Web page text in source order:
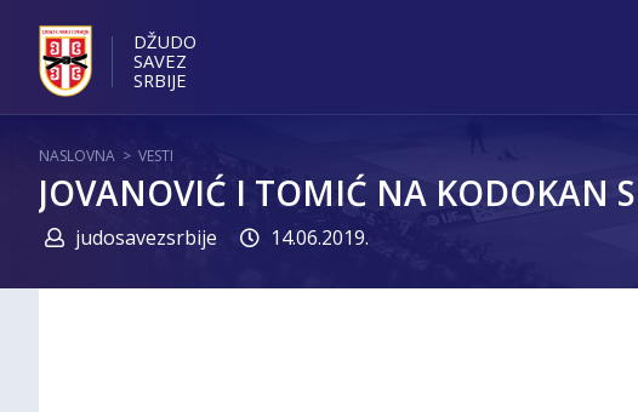
DŽUDO
SAVEZ
SRBIJE
NASLOVNA > VESTI
JOVANOVIĆ I TOMIĆ NA KODOKAN
judosavezsrbije 14.06.2019.